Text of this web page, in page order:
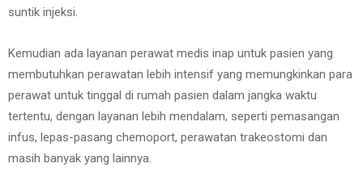
suntik injeksi.
Kemudian ada layanan perawat medis inap untuk pasien yang
membutuhkan perawatan lebih intensif yang memungkinkan para
perawat untuk tinggal di rumah pasien dalam jangka waktu
tertentu, dengan layanan lebih mendalam, seperti pemasangan
infus, lepas-pasang chemoport, perawatan trakeostomi dan
masih banyak yang lainnya.